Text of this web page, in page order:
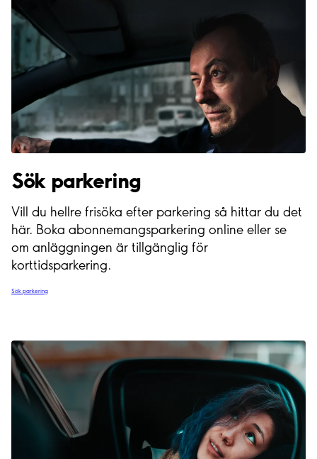
Sök parkering
Vill du hellre frisöka efter parkering så hittar du det
här. Boka abonnemangsparkering online eller se
om anläggningen är tillgänglig för
korttidsparkering.
Sök parkering